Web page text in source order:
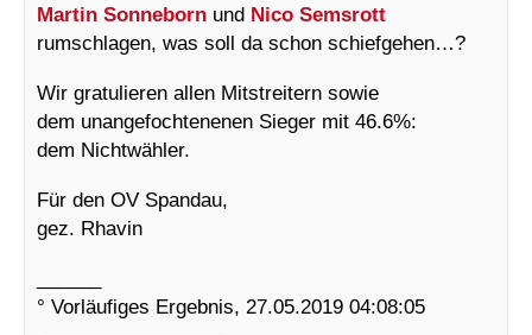
Martin Sonneborn und Nico Semsrott
rumschlagen, was soll da schon schiefgehen…?
Wir gratulieren allen Mitstreitern sowie
dem unangefochtenenen Sieger mit 46.6%:
dem Nichtwähler.
Für den OV Spandau,
gez. Rhavin
° Vorläufiges Ergebnis, 27.05.2019 04:08:05